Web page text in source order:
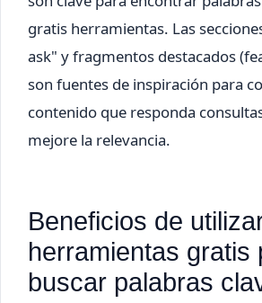
gratis herramientas. Las
ask" y fragmentos destacados
son fuentes de inspiración para
contenido que responda
mejore la relevancia.
Beneficios de
herramientas gratis
buscar palabras